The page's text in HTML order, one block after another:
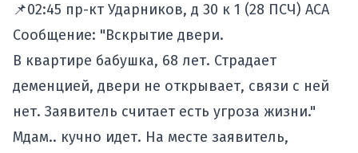
📌02:45 пр-кт Ударников, д 30 к 1 (28 ПСЧ) АСА
Сообщение: "Вскрытие двери.
В квартире бабушка, 68 лет. Страдает
деменцией, двери не открывает, связи с ней
нет. Заявитель считает есть угроза жизни."
Мдам.. кучно идет. На месте заявитель,